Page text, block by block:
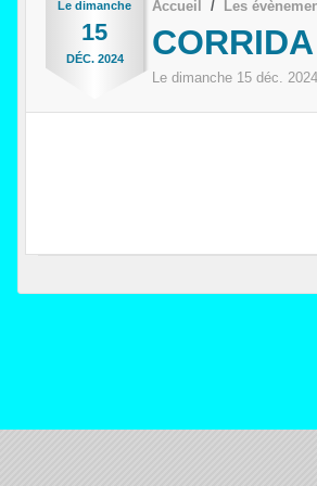
Le dimanche
15
DÉC. 2024
Accueil Les
Le dimanche 15 déc. 2024